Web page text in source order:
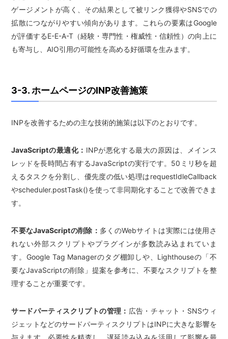
ゲージメントが高く、その結果として被リンク獲得やSNSでの
拡散につながりやすい傾向があります。これらの要素はGoogle
が評価するE-E-A-T（経験・専門性・権威性・信頼性）の向上に
も寄与し、AIO引用の可能性を高める好循環を生みます。
3-3. ホームページのINP改善施策
INPを改善するための主な技術的施策は以下のとおりです。
JavaScriptの最適化： INPが悪化する最大の原因は、メインス
レッドを長時間占有するJavaScriptの実行です。50ミリ秒を超
えるタスクを分割し、優先度の低い処理はrequestIdleCallback
やscheduler.postTask()を使って非同期化することで改善できま
す。
不要なJavaScriptの削除： 多くのWebサイトは実際には使用さ
れない外部スクリプトやプラグインが多数読み込まれていま
す。Google Tag Managerのタグ棚卸しや、Lighthouseの「不
要なJavaScriptの削除」提案を参考に、不要なスクリプトを整
理することが重要です。
サードパーティスクリプトの管理： 広告・チャット・SNSウィ
ジェットなどのサードパーティスクリプトはINPに大きな影響を